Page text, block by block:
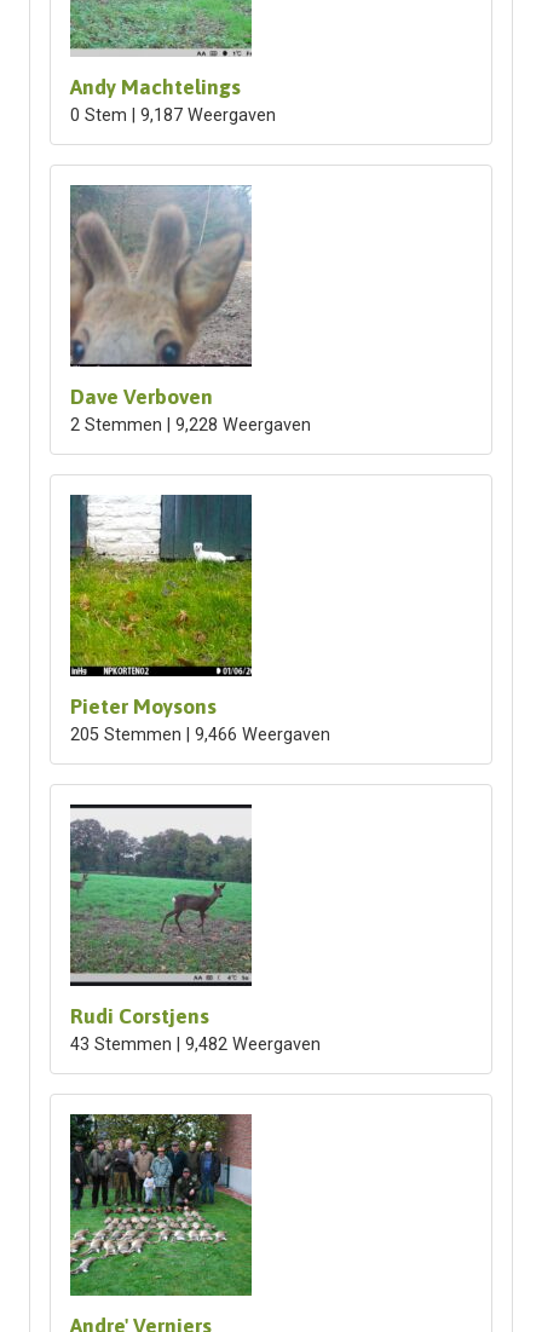
Andy Machtelings
0 Stem | 9,187 Weergaven
Dave Verboven
2 Stemmen | 9,228 Weergaven
Pieter Moysons
205 Stemmen | 9,466 Weergaven
Rudi Corstjens
43 Stemmen | 9,482 Weergaven
Andre' Verniers